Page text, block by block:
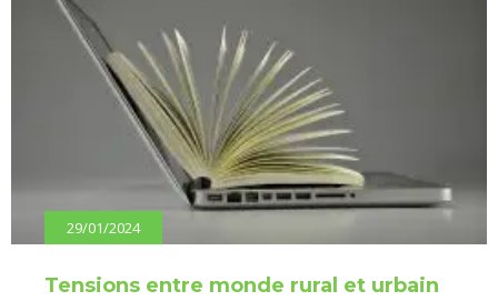
29/01/2024
Tensions entre monde rural et urbain